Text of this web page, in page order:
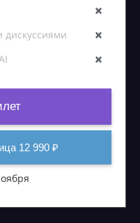
дискуссиями
12 990 ₽